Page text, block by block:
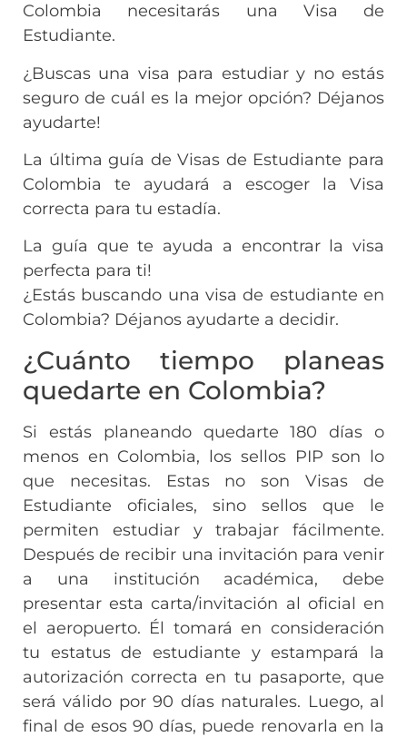
Colombia necesitarás una Visa de
Estudiante.
¿Buscas una visa para estudiar y no estás
seguro de cuál es la mejor opción? Déjanos
ayudarte!
La última guía de Visas de Estudiante para
Colombia te ayudará a escoger la Visa
correcta para tu estadía.
La guía que te ayuda a encontrar la visa
perfecta para ti!
¿Estás buscando una visa de estudiante en
Colombia? Déjanos ayudarte a decidir.
¿Cuánto tiempo planeas
quedarte en Colombia?
Si estás planeando quedarte 180 días o
menos en Colombia, los sellos PIP son lo
que necesitas. Estas no son Visas de
Estudiante oficiales, sino sellos que le
permiten estudiar y trabajar fácilmente.
Después de recibir una invitación para venir
a una institución académica, debe
presentar esta carta/invitación al oficial en
el aeropuerto. Él tomará en consideración
tu estatus de estudiante y estampará la
autorización correcta en tu pasaporte, que
será válido por 90 días naturales. Luego, al
final de esos 90 días, puede renovarla en la